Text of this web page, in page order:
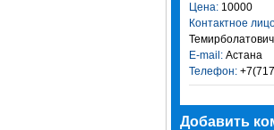
Цена:10000
Контактное
Темирболатович
E-mail:Астана
Телефон:
Добавить